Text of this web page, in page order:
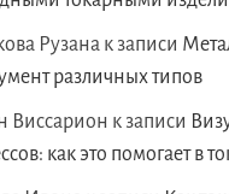
Рузана к записи
различных типов
Виссарион к записи
как это помогает в